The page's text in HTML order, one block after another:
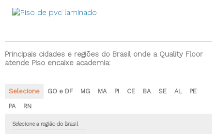
Principais cidades e regiões do Brasil onde a Quality Floor
atende Piso encaixe academia:
Selecione GO e DF MG MA PI CE BA SE AL PE
PA RN
Selecione a região do Brasil